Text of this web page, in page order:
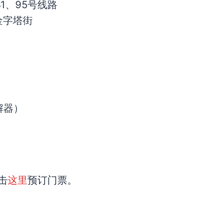
、95号线路
字塔街
）
这里预订门票。